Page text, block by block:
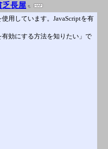
乏長屋
使用しています。JavaScriptを有
有効にする方法を知りたい」で